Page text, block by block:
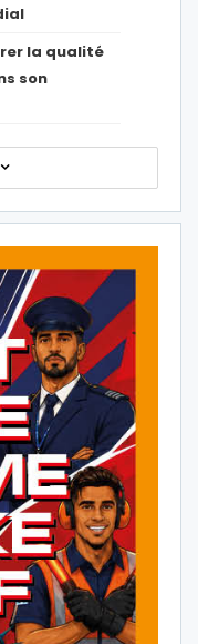
la qualité
son